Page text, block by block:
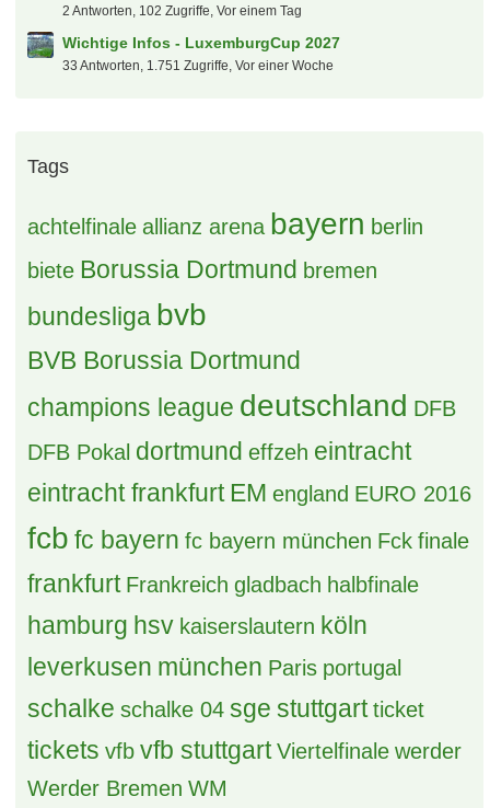
2 Antworten, 102 Zugriffe, Vor einem Tag
Wichtige Infos - LuxemburgCup 2027
33 Antworten, 1.751 Zugriffe, Vor einer Woche
Tags
achtelfinale allianz arena bayern berlin
biete Borussia Dortmund bremen
bundesliga bvb
BVB Borussia Dortmund
champions league deutschland DFB
DFB Pokal dortmund effzeh eintracht
eintracht frankfurt EM england EURO 2016
fcb fc bayern fc bayern münchen Fck finale
frankfurt Frankreich gladbach halbfinale
hamburg hsv kaiserslautern köln
leverkusen münchen Paris portugal
schalke schalke 04 sge stuttgart ticket
tickets vfb vfb stuttgart Viertelfinale werder
Werder Bremen WM